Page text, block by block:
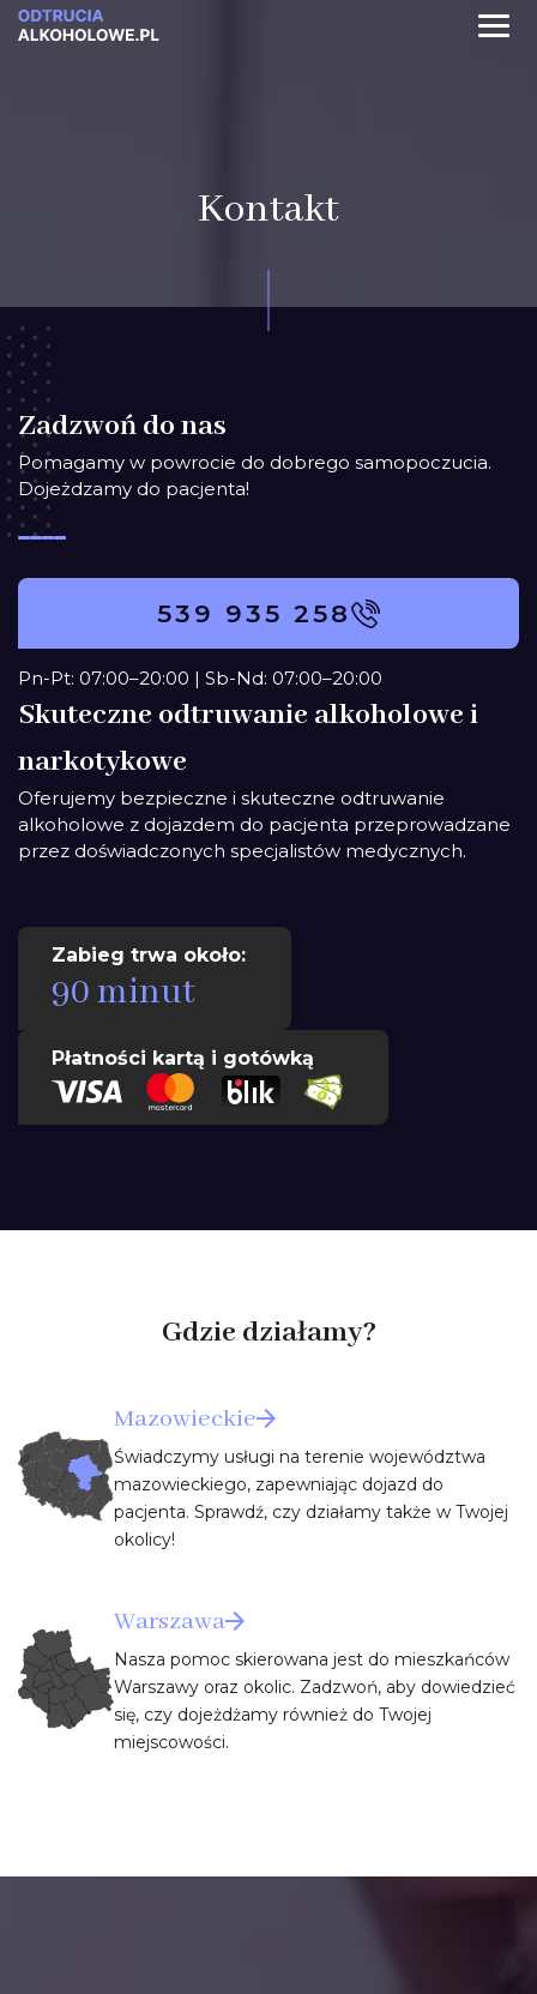
Kontakt
Zadzwoń do nas
Pomagamy w powrocie do dobrego samopoczucia.
Dojeżdzamy do pacjenta!
539 935 258
Pn-Pt: 07:00–20:00 | Sb-Nd: 07:00–20:00
Skuteczne odtruwanie alkoholowe i
narkotykowe
Oferujemy bezpieczne i skuteczne odtruwanie
alkoholowe z dojazdem do pacjenta przeprowadzane
przez doświadczonych specjalistów medycznych.
Zabieg trwa około:
90 minut
Płatności kartą i gotówką
Gdzie działamy?
Mazowieckie
Świadczymy usługi na terenie województwa
mazowieckiego, zapewniając dojazd do
pacjenta. Sprawdź, czy działamy także w Twojej
okolicy!
Warszawa
Nasza pomoc skierowana jest do mieszkańców
Warszawy oraz okolic. Zadzwoń, aby dowiedzieć
się, czy dojeżdżamy również do Twojej
miejscowości.